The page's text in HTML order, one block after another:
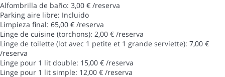
Alfombrilla de baño: 3,00 € /reserva
Parking aire libre: Incluido
Limpieza final: 65,00 € /reserva
Linge de cuisine (torchons): 2,00 € /reserva
Linge de toilette (lot avec 1 petite et 1 grande serviette): 7,00 €
/reserva
Linge pour 1 lit double: 15,00 € /reserva
Linge pour 1 lit simple: 12,00 € /reserva